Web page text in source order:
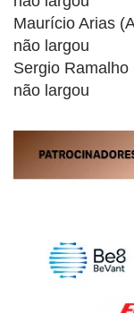
Maurício Arias
não largou
Sergio
não largou